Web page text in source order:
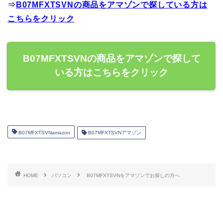
⇒ B07MFXTSVNの商品をアマゾンで探している方は
こちらをクリック
B07MFXTSVNの商品をアマゾンで探して
いる方はこちらをクリック
B07MFXTSVNamazon B07MFXTSVNアマゾン
HOME パソコン B07MFXTSVNをアマゾンでお探しの方へ